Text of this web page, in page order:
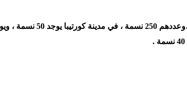
اكبر تجمع فلسطيني في الولاية يوجد في مدينة فوز دو اغواسو ،وعددهم 250 نسمة ، في مدينة